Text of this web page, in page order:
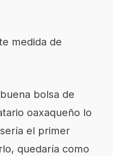
medida de
bolsa de
oaxaqueño lo
el primer
quedaría como